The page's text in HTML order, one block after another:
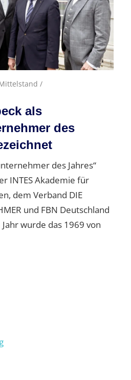
/
als
des
des Jahres“
INTES Akademie für
dem Verband DIE
und FBN Deutschland
wurde das 1969 von